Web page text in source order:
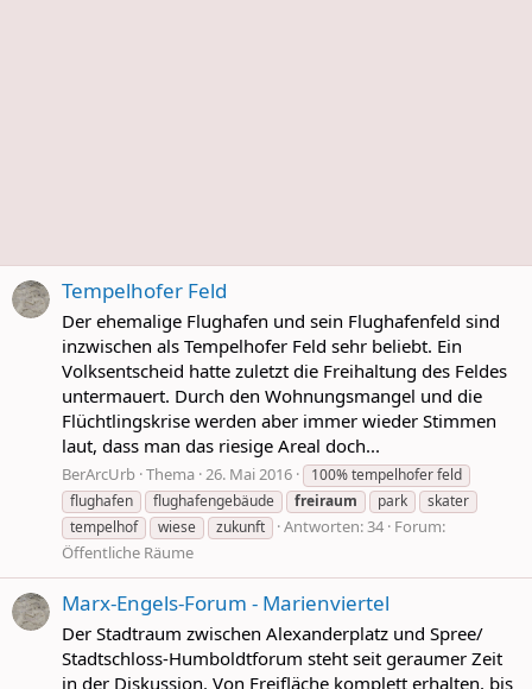
Tempelhofer Feld
Der ehemalige Flughafen und sein Flughafenfeld sind
inzwischen als Tempelhofer Feld sehr beliebt. Ein
Volksentscheid hatte zuletzt die Freihaltung des Feldes
untermauert. Durch den Wohnungsmangel und die
Flüchtlingskrise werden aber immer wieder Stimmen
laut, dass man das riesige Areal doch...
BerArcUrb Thema 26. Mai 2016
100% tempelhofer feld
flughafen
flughafengebäude freiraum park
skater
tempelhof
wiese zukunft Antworten: 34 Forum:
Öffentliche Räume
Marx-Engels-Forum - Marienviertel
Der Stadtraum zwischen Alexanderplatz und Spree/
Stadtschloss-Humboldtforum steht seit geraumer Zeit
in der Diskussion. Von Freifläche komplett erhalten, bis